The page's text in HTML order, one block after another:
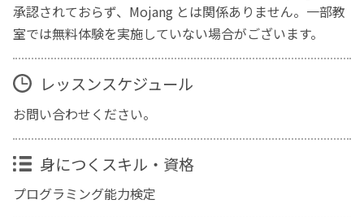
承認されておらず、Mojang とは関係ありません。一部教
室では無料体験を実施していない場合がございます。
レッスンスケジュール
お問い合わせください。
身につくスキル・資格
プログラミング能力検定